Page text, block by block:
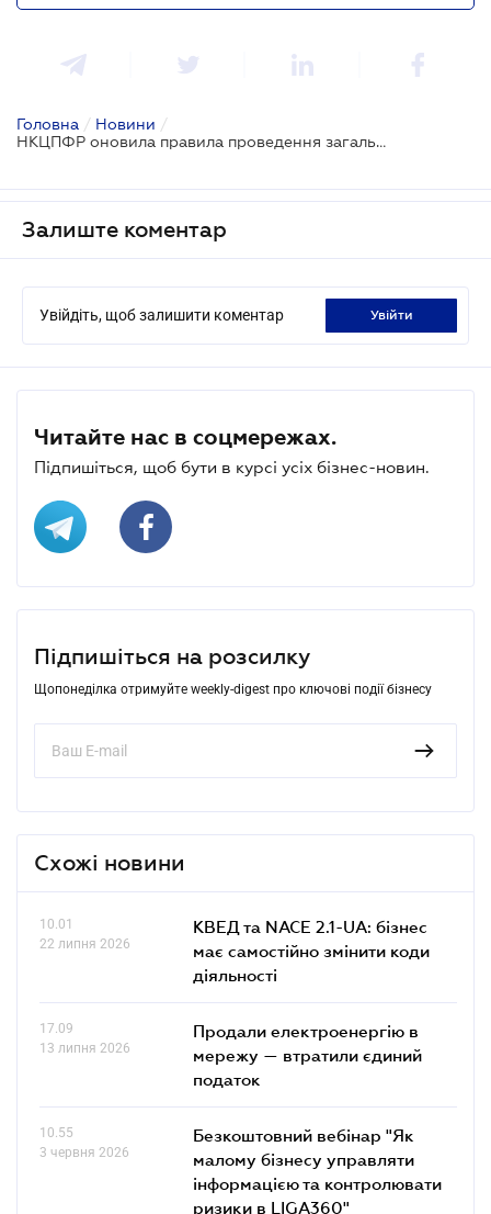
Головна / Новини /
НКЦПФР оновила правила проведення загальних зборів АТ в умовах воєнного стану
Залиште коментар
Увійдіть, щоб залишити коментар увійти
Читайте нас в соцмережах.
Підпишіться, щоб бути в курсі усіх бізнес-новин.
Підпишіться на розсилку
Щопонеділка отримуйте weekly-digest про ключові події бізнесу
Схожі новини
10.01
22 липня 2026
КВЕД та NACE 2.1-UA: бізнес
має самостійно змінити коди
діяльності
17.09
13 липня 2026
Продали електроенергію в
мережу — втратили єдиний
податок
10.55
3 червня 2026
Безкоштовний вебінар "Як
малому бізнесу управляти
інформацією та контролювати
ризики в LIGA360"